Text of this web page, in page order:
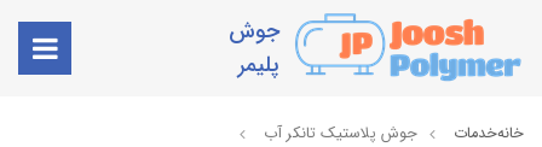
جوش
پلیمر
خانهخدمات جوش پلاستیک تانکر آب